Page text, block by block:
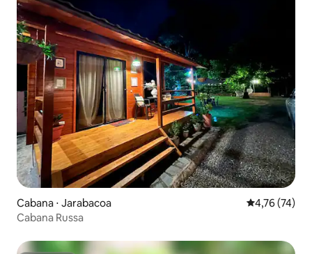
Cabana ⋅ Jarabacoa 4,76 de uma
4,76 (74)
Cabana Russa